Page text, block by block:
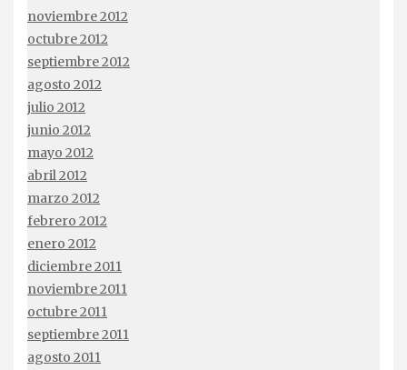
noviembre 2012
octubre 2012
septiembre 2012
agosto 2012
julio 2012
junio 2012
mayo 2012
abril 2012
marzo 2012
febrero 2012
enero 2012
diciembre 2011
noviembre 2011
octubre 2011
septiembre 2011
agosto 2011